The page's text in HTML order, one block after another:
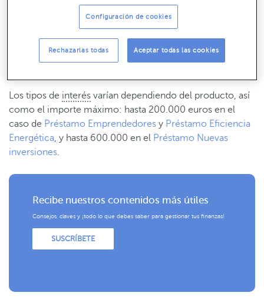
su compromiso con el bienestar y progreso de las
empresas y familias de Galicia.
Características de la financiación
Los tipos de interés varían dependiendo del producto, así
como el importe máximo: hasta 200.000 euros en el
caso de Préstamo Emprendedores y Préstamo Eficiencia
Energética, y hasta 600.000 en el Préstamo Nuevas
inversiones.
Recibe nuestros contenidos más útiles
Consejos, claves y ¡todo lo que debes saber para gestionar tus finanzas!
SUSCRÍBETE
Configuración de cookies
Rechazarlas todas Aceptar todas las cookies